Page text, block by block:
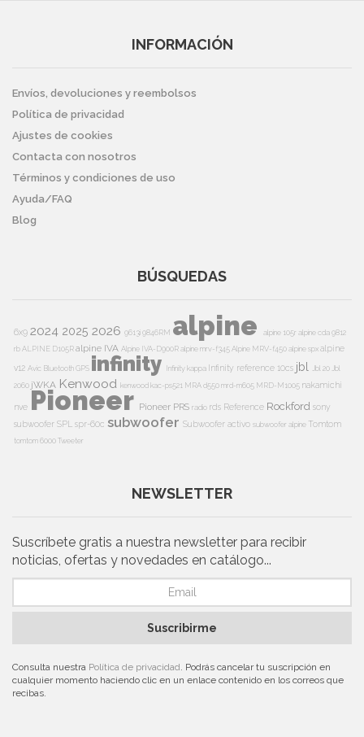
INFORMACIÓN
Envíos, devoluciones y reembolsos
Política de privacidad
Ajustes de cookies
Contacta con nosotros
Términos y condiciones de uso
Ayuda/FAQ
Blog
BÚSQUEDAS
6x9 2024 2025 2026 9613i9846RM alpine alpine 105r alpine cda 9812
rbALPINE D105Ralpine IVA Alpine IVA-D900Ralpine mrv-f345Alpine MRV-f450alpine spxalpine
v12 Avic BluetoothGPS infinity Infinity kappa Infinity reference 10cs jbl Jbl 20 Jbl
2060 jWKA Kenwood kenwood kac-ps521 MRA d550mrd-m605 MRD-M1005 nakamichi
nve Pioneer Pioneer PRS radio rds Reference Rockford sony
subwoofer SPL spr-60c subwoofer Subwoofer activo subwoofer alpine Tomtom
tomtom 6000Tweeter
NEWSLETTER
Suscríbete gratis a nuestra newsletter para recibir
noticias, ofertas y novedades en catálogo...
Suscribirme
Consulta nuestra Política de privacidad. Podrás cancelar tu suscripción en
cualquier momento haciendo clic en un enlace contenido en los correos que
recibas.